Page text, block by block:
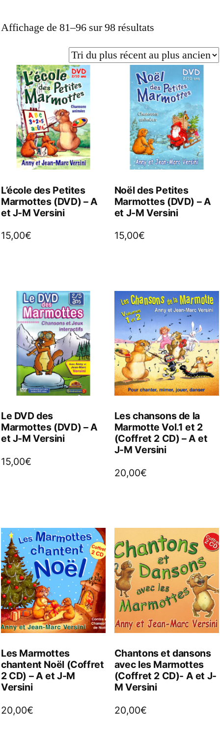
Affichage de 81–96 sur 98 résultats
L’école des Petites
Marmottes (DVD) – A
et J-M Versini
15,00€
Noël des Petites
Marmottes (DVD) – A
et J-M Versini
15,00€
Le DVD des
Marmottes (DVD) – A
et J-M Versini
15,00€
Les chansons de la
Marmotte Vol.1 et 2
(Coffret 2 CD) – A et
J-M Versini
20,00€
Les Marmottes
chantent Noël (Coffret
2 CD) – A et J-M
Versini
20,00€
Chantons et dansons
avec les Marmottes
(Coffret 2 CD)- A et J-
M Versini
20,00€